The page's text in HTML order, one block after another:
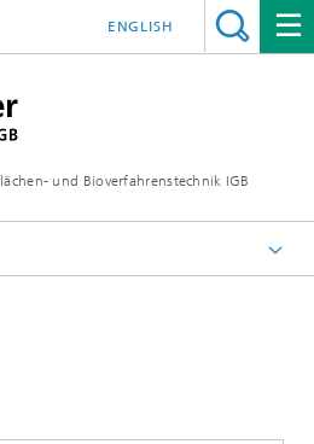
und Bioverfahrenstechnik IGB
ENGLISH